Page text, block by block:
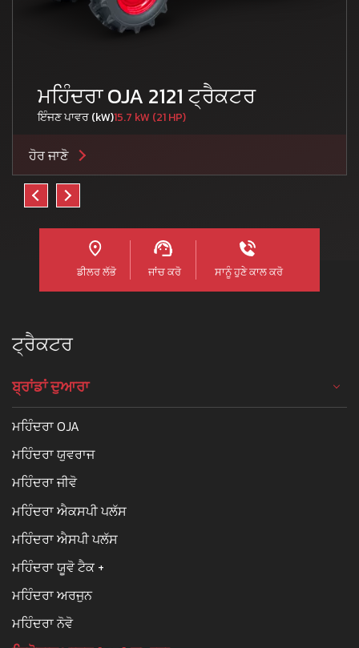
ਮਹਿੰਦਰਾ OJA 2121 ਟ੍ਰੈਕਟਰ
ਇੰਜਣ ਪਾਵਰ (kW)15.7 kW (21 HP)
ਹੋਰ ਜਾਣੋ
ਡੀਲਰ ਲੱਭੋ ਜਾਂਚ ਕਰੋ ਸਾਨੂੰ ਹੁਣੇ ਕਾਲ ਕਰੋ
ਟ੍ਰੈਕਟਰ
ਬ੍ਰਾਂਡਾਂ ਦੁਆਰਾ
ਮਹਿੰਦਰਾ OJA
ਮਹਿੰਦਰਾ ਯੁਵਰਾਜ
ਮਹਿੰਦਰਾ ਜੀਵੋ
ਮਹਿੰਦਰਾ ਐਕਸਪੀ ਪਲੱਸ
ਮਹਿੰਦਰਾ ਐਸਪੀ ਪਲੱਸ
ਮਹਿੰਦਰਾ ਯੂਵੋ ਟੈਕ +
ਮਹਿੰਦਰਾ ਅਰਜੁਨ
ਮਹਿੰਦਰਾ ਨੋਵੋ